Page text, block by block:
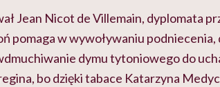
Jean Nicot deVillemain, dyplomata
pomaga w wywoływaniu podniecenia,
dymu tytoniowego do
, bo dzięki tabace Katarzyna